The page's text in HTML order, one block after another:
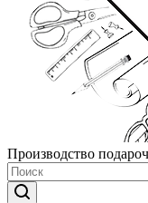
Производство